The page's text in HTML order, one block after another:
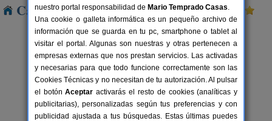
Casas Rurales cerca de Aguions
20+8 pers.
desde25 €
Hotel Cachada
Sanxenxo (Pontevedra)
nuestro portal responsabilidad de Mario Temprado Casas.
Una cookie o galleta informática es un pequeño archivo de
información que se guarda en tu pc, smartphone o tablet al
visitar el portal. Algunas son nuestras y otras pertenecen a
empresas externas que nos prestan servicios. Las activadas
y necesarias para que todo funcione correctamente son las
Cookies Técnicas y no necesitan de tu autorización. Al pulsar
el botónAceptar activarás el resto de cookies (analíticas y
publicitarias), personalizadas según tus preferencias y con
publicidad ajustada a tus búsquedas. Estas últimas puedes